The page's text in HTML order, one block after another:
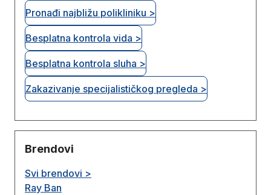
Pronađi najbližu polikliniku >
Besplatna kontrola vida >
Besplatna kontrola sluha >
Zakazivanje specijalističkog pregleda >
Brendovi
Svi brendovi >
Ray Ban